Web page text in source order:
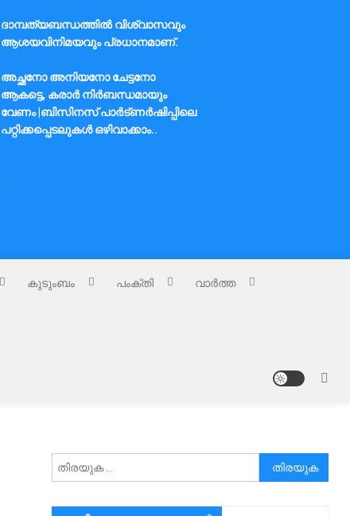
ദാമ്പത്യബന്ധത്തിൽ വിശ്വാസവും
ആശയവിനിമയവും പ്രധാനമാണ്.
അച്ഛനോ അനിയനോ ചേട്ടനോ
ആകട്ടെ, കരാർ നിർബന്ധമായും
വേണം |ബിസിനസ് പാർട്ണർഷിപ്പിലെ
പറ്റിക്കപ്പെടലുകൾ ഒഴിവാക്കാം..
കുടുംബം പംക്തി വാർത്ത
അനേഷിക്കുക